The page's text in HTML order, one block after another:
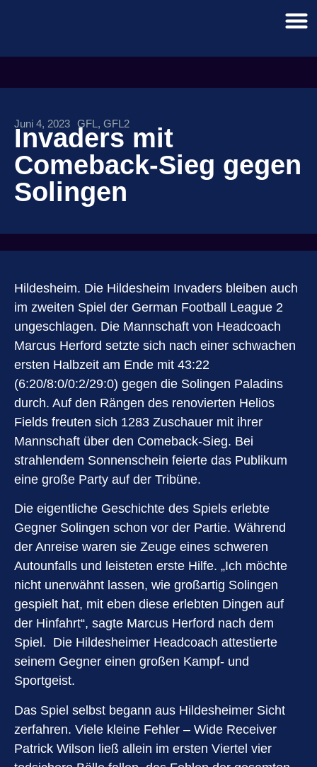
Juni 4, 2023 GFL , GFL2
Invaders mit
Comeback-Sieg gegen
Solingen
Hildesheim. Die Hildesheim Invaders bleiben auch
im zweiten Spiel der German Football League 2
ungeschlagen. Die Mannschaft von Headcoach
Marcus Herford setzte sich nach einer schwachen
ersten Halbzeit am Ende mit 43:22
(6:20/8:0/0:2/29:0) gegen die Solingen Paladins
durch. Auf den Rängen des renovierten Helios
Fields freuten sich 1283 Zuschauer mit ihrer
Mannschaft über den Comeback-Sieg. Bei
strahlendem Sonnenschein feierte das Publikum
eine große Party auf der Tribüne.
Die eigentliche Geschichte des Spiels erlebte
Gegner Solingen schon vor der Partie. Während
der Anreise waren sie Zeuge eines schweren
Autounfalls und leisteten erste Hilfe. „Ich möchte
nicht unerwähnt lassen, wie großartig Solingen
gespielt hat, mit eben diese erlebten Dingen auf
der Hinfahrt“, sagte Marcus Herford nach dem
Spiel. Die Hildesheimer Headcoach attestierte
seinem Gegner einen großen Kampf- und
Sportgeist.
Das Spiel selbst begann aus Hildesheimer Sicht
zerfahren. Viele kleine Fehler – Wide Receiver
Patrick Wilson ließ allein im ersten Viertel vier